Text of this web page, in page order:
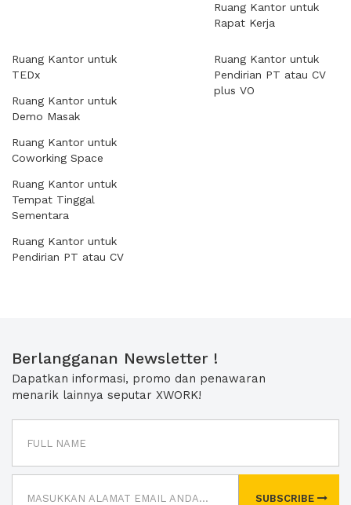
Ruang Kantor untuk
Rapat Kerja
Ruang Kantor untuk
TEDx
Ruang Kantor untuk
Demo Masak
Ruang Kantor untuk
Coworking Space
Ruang Kantor untuk
Tempat Tinggal
Sementara
Ruang Kantor untuk
Pendirian PT atau CV
Ruang Kantor untuk
Pendirian PT atau CV
plus VO
Berlangganan Newsletter !
Dapatkan informasi, promo dan penawaran
menarik lainnya seputar XWORK!
SUBSCRIBE